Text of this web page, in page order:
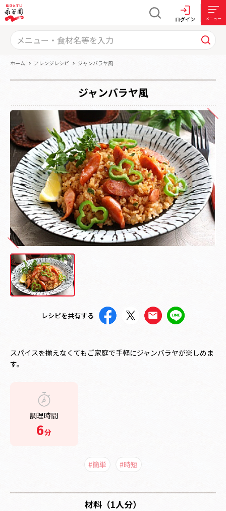
ログイン メニュー
ホーム アレンジレシピ ジャンバラヤ風
ジャンバラヤ風
レシピを共有する
スパイスを揃えなくてもご家庭で手軽にジャンバラヤが楽しめま
す。
調理時間
6分
#簡単 #時短
材料（1人分）